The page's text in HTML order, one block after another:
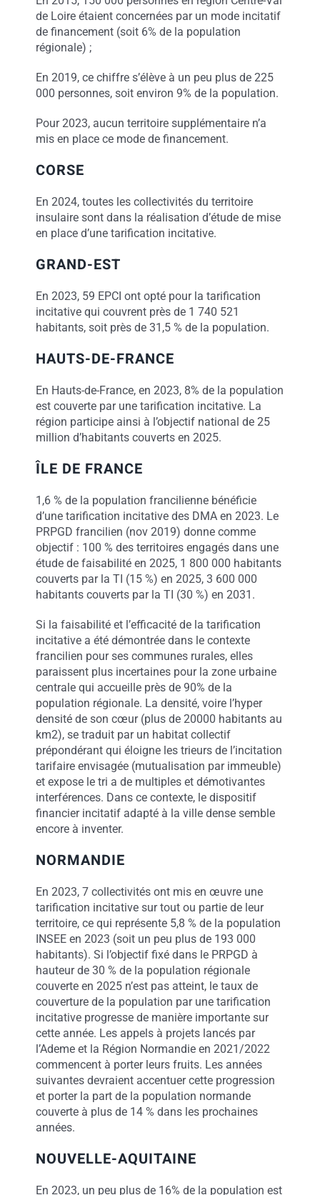
de Loire étaient concernées par un mode incitatif
de financement (soit 6% de la population
régionale) ;
En 2019, ce chiffre s’élève à un peu plus de 225
000 personnes, soit environ 9% de la population.
Pour 2023, aucun territoire supplémentaire n’a
mis en place ce mode de financement.
CORSE
En 2024, toutes les collectivités du territoire
insulaire sont dans la réalisation d’étude de mise
en place d’une tarification incitative.
GRAND-EST
En 2023, 59 EPCI ont opté pour la tarification
incitative qui couvrent près de 1 740 521
habitants, soit près de 31,5 % de la population.
HAUTS-DE-FRANCE
En Hauts-de-France, en 2023, 8% de la population
est couverte par une tarification incitative. La
région participe ainsi à l’objectif national de 25
million d’habitants couverts en 2025.
ÎLE DE FRANCE
1,6 % de la population francilienne bénéficie
d’une tarification incitative des DMA en 2023. Le
PRPGD francilien (nov 2019) donne comme
objectif : 100 % des territoires engagés dans une
étude de faisabilité en 2025, 1 800 000 habitants
couverts par la TI (15 %) en 2025, 3 600 000
habitants couverts par la TI (30 %) en 2031.
Si la faisabilité et l’efficacité de la tarification
incitative a été démontrée dans le contexte
francilien pour ses communes rurales, elles
paraissent plus incertaines pour la zone urbaine
centrale qui accueille près de 90% de la
population régionale. La densité, voire l’hyper
densité de son cœur (plus de 20000 habitants au
km2), se traduit par un habitat collectif
prépondérant qui éloigne les trieurs de l’incitation
tarifaire envisagée (mutualisation par immeuble)
et expose le tri a de multiples et démotivantes
interférences. Dans ce contexte, le dispositif
financier incitatif adapté à la ville dense semble
encore à inventer.
NORMANDIE
En 2023, 7 collectivités ont mis en œuvre une
tarification incitative sur tout ou partie de leur
territoire, ce qui représente 5,8 % de la population
INSEE en 2023 (soit un peu plus de 193 000
habitants). Si l’objectif fixé dans le PRPGD à
hauteur de 30 % de la population régionale
couverte en 2025 n’est pas atteint, le taux de
couverture de la population par une tarification
incitative progresse de manière importante sur
cette année. Les appels à projets lancés par
l’Ademe et la Région Normandie en 2021/2022
commencent à porter leurs fruits. Les années
suivantes devraient accentuer cette progression
et porter la part de la population normande
couverte à plus de 14 % dans les prochaines
années.
NOUVELLE-AQUITAINE
En 2023, un peu plus de 16% de la population est